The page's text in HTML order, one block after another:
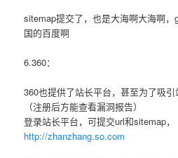
sitemap提交了，也是大海啊大海啊
国的百度啊
6.360：
360也提供了站长平台，甚至为了吸
（注册后方能查看漏洞报告）
登录站长平台，可提交url和sitemap，
http://zhanzhang.so.com